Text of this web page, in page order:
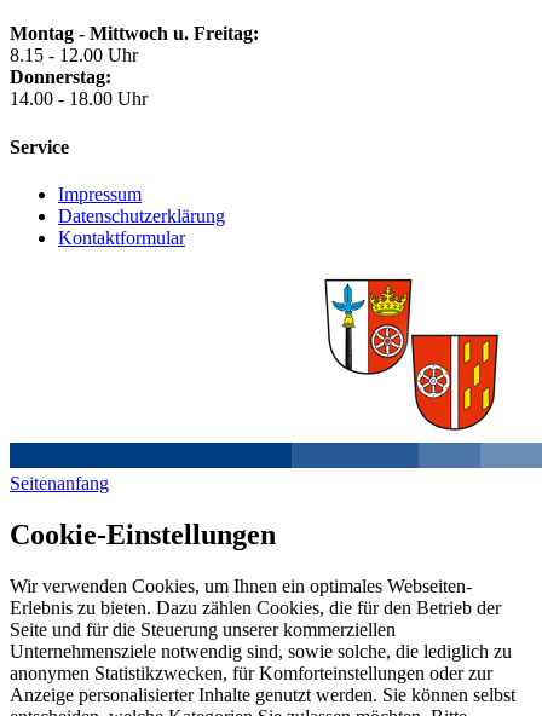
Montag - Mittwoch u. Freitag:
8.15 - 12.00 Uhr
Donnerstag:
14.00 - 18.00 Uhr
Service
Impressum
Datenschutzerklärung
Kontaktformular
Seitenanfang
Cookie-Einstellungen
Wir verwenden Cookies, um Ihnen ein optimales Webseiten-
Erlebnis zu bieten. Dazu zählen Cookies, die für den Betrieb der
Seite und für die Steuerung unserer kommerziellen
Unternehmensziele notwendig sind, sowie solche, die lediglich zu
anonymen Statistikzwecken, für Komforteinstellungen oder zur
Anzeige personalisierter Inhalte genutzt werden. Sie können selbst